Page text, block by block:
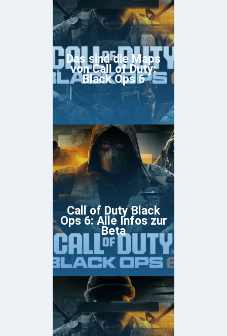
Das sind die Maps
von Call of Duty:
Black Ops 6
Call of Duty Black
Ops 6: Alle Infos zur
Beta